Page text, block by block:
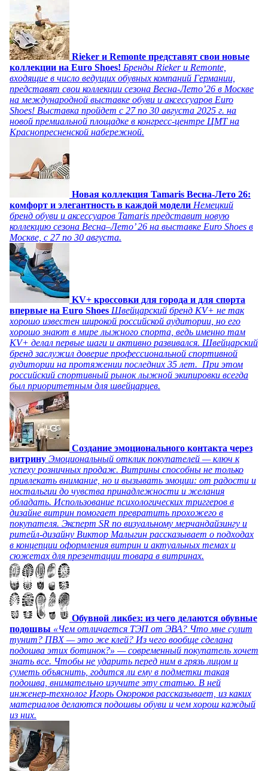
Rieker и Remonte представят свои новые
коллекции на Euro Shoes! Бренды Rieker и Remonte,
входящие в число ведущих обувных компаний Германии,
представят свои коллекции сезона Весна-Лето’26 в Москве
на международной выставке обуви и аксессуаров Euro
Shoes! Выставка пройдет c 27 по 30 августа 2025 г. на
новой премиальной площадке в конгресс-центре ЦМТ на
Краснопресненской набережной.
Новая коллекция Tamaris Весна-Лето 26:
комфорт и элегантность в каждой модели Немецкий
бренд обуви и аксессуаров Tamaris представит новую
коллекцию сезона Весна–Лето’ 26 на выставке Euro Shoes в
Москве, с 27 по 30 августа.
KV+ кроссовки для города и для спорта
впервые на Euro Shoes Швейцарский бренд KV+ не так
хорошо известен широкой российской аудитории, но его
хорошо знают в мире лыжного спорта, ведь именно там
KV+ делал первые шаги и активно развивался. Швейцарский
бренд заслужил доверие профессиональной спортивной
аудитории на протяжении последних 35 лет. При этом
российский спортивный рынок лыжной экипировки всегда
был приоритетным для швейцарцев.
Создание эмоционального контакта через
витрину Эмоциональный отклик покупателей — ключ к
успеху розничных продаж. Витрины способны не только
привлекать внимание, но и вызывать эмоции: от радости и
ностальгии до чувства принадлежности и желания
обладать. Использование психологических триггеров в
дизайне витрин помогает превратить прохожего в
покупателя. Эксперт SR по визуальному мерчандайзингу и
ритейл-дизайну Виктор Малыгин рассказывает о подходах
в концепции оформления витрин и актуальных темах и
сюжетах для презентации товара в витринах.
Обувной ликбез: из чего делаются обувные
подошвы «Чем отличается ТЭП от ЭВА? Что мне сулит
тунит? ПВХ — это же клей? Из чего вообще сделана
подошва этих ботинок?» — современный покупатель хочет
знать все. Чтобы не ударить перед ним в грязь лицом и
суметь объяснить, годится ли ему в подметки такая
подошва, внимательно изучите эту статью. В ней
инженер-технолог Игорь Окороков рассказывает, из каких
материалов делаются подошвы обуви и чем хорош каждый
из них.